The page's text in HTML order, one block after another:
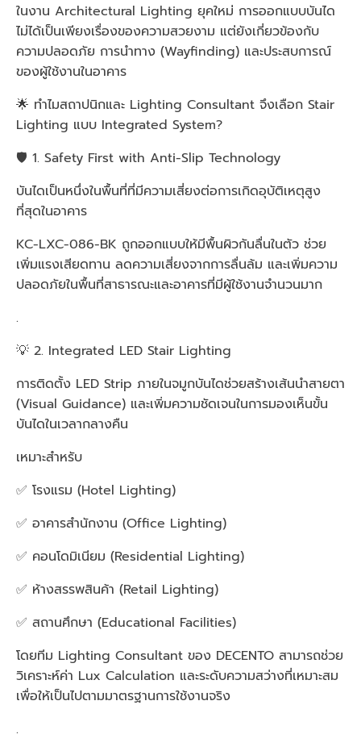
ในงาน Architectural Lighting ยุคใหม่ การออกแบบบันได
ไม่ได้เป็นเพียงเรื่องของความสวยงาม แต่ยังเกี่ยวข้องกับ
ความปลอดภัย การนำทาง (Wayfinding) และประสบการณ์
ของผู้ใช้งานในอาคาร
🌟 ทำไมสถาปนิกและ Lighting Consultant จึงเลือก Stair
Lighting แบบ Integrated System?
🛡️ 1. Safety First with Anti-Slip Technology
บันไดเป็นหนึ่งในพื้นที่ที่มีความเสี่ยงต่อการเกิดอุบัติเหตุสูง
ที่สุดในอาคาร
KC-LXC-086-BK ถูกออกแบบให้มีพื้นผิวกันลื่นในตัว ช่วย
เพิ่มแรงเสียดทาน ลดความเสี่ยงจากการลื่นล้ม และเพิ่มความ
ปลอดภัยในพื้นที่สาธารณะและอาคารที่มีผู้ใช้งานจำนวนมาก
.
💡 2. Integrated LED Stair Lighting
การติดตั้ง LED Strip ภายในจมูกบันไดช่วยสร้างเส้นนำสายตา
(Visual Guidance) และเพิ่มความชัดเจนในการมองเห็นขั้น
บันไดในเวลากลางคืน
เหมาะสำหรับ
✅ โรงแรม (Hotel Lighting)
✅ อาคารสำนักงาน (Office Lighting)
✅ คอนโดมิเนียม (Residential Lighting)
✅ ห้างสรรพสินค้า (Retail Lighting)
✅ สถานศึกษา (Educational Facilities)
โดยทีม Lighting Consultant ของ DECENTO สามารถช่วย
วิเคราะห์ค่า Lux Calculation และระดับความสว่างที่เหมาะสม
เพื่อให้เป็นไปตามมาตรฐานการใช้งานจริง
.